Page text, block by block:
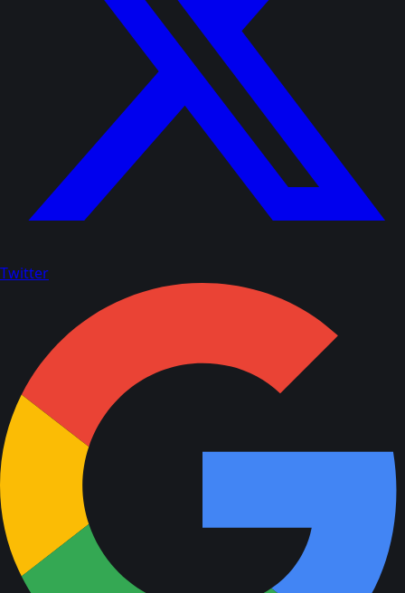
Twitter